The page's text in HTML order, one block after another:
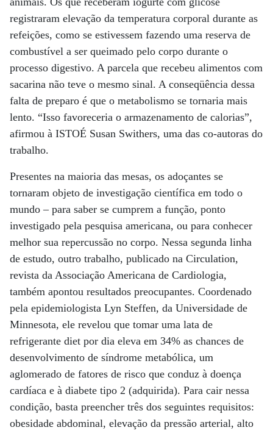
registraram elevação da temperatura corporal durante as
refeições, como se estivessem fazendo uma reserva de
combustível a ser queimado pelo corpo durante o
processo digestivo. A parcela que recebeu alimentos com
sacarina não teve o mesmo sinal. A conseqüência dessa
falta de preparo é que o metabolismo se tornaria mais
lento. “Isso favoreceria o armazenamento de calorias”,
afirmou à ISTOÉ Susan Swithers, uma das co-autoras do
trabalho.
Presentes na maioria das mesas, os adoçantes se
tornaram objeto de investigação científica em todo o
mundo – para saber se cumprem a função, ponto
investigado pela pesquisa americana, ou para conhecer
melhor sua repercussão no corpo. Nessa segunda linha
de estudo, outro trabalho, publicado na Circulation,
revista da Associação Americana de Cardiologia,
também apontou resultados preocupantes. Coordenado
pela epidemiologista Lyn Steffen, da Universidade de
Minnesota, ele revelou que tomar uma lata de
refrigerante diet por dia eleva em 34% as chances de
desenvolvimento de síndrome metabólica, um
aglomerado de fatores de risco que conduz à doença
cardíaca e à diabete tipo 2 (adquirida). Para cair nessa
condição, basta preencher três dos seguintes requisitos:
obesidade abdominal, elevação da pressão arterial, alto